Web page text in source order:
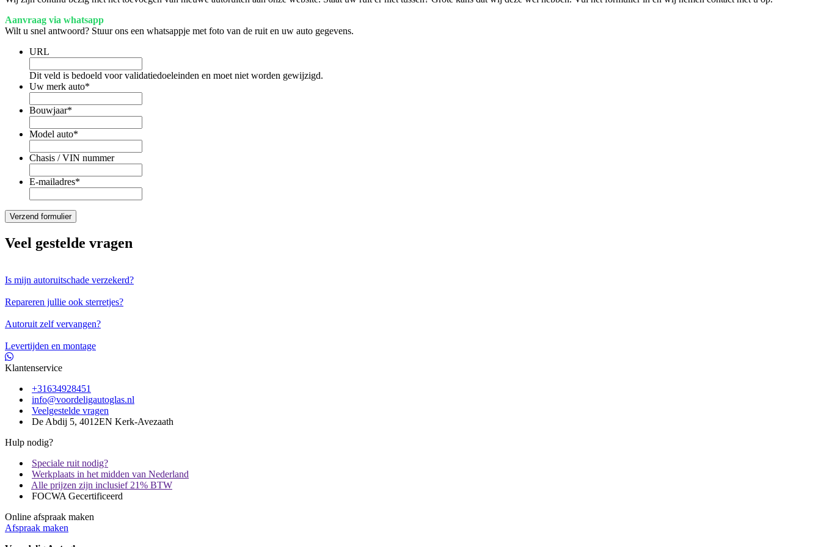
Aanvraag via whatsapp
Wilt u snel antwoord? Stuur ons een whatsappje met foto van de ruit en uw auto gegevens.
URL
Dit veld is bedoeld voor validatiedoeleinden en moet niet worden gewijzigd.
Uw merk auto*
Bouwjaar*
Model auto*
Chasis / VIN nummer
E-mailadres*
Veel gestelde vragen
Is mijn autoruitschade verzekerd?
Repareren jullie ook sterretjes?
Autoruit zelf vervangen?
Levertijden en montage
Klantenservice
+31634928451
info@voordeligautoglas.nl
Veelgestelde vragen
De Abdij 5, 4012EN Kerk-Avezaath
Hulp nodig?
Speciale ruit nodig?
Werkplaats in het midden van Nederland
Alle prijzen zijn inclusief 21% BTW
FOCWA Gecertificeerd
Online afspraak maken
Afspraak maken